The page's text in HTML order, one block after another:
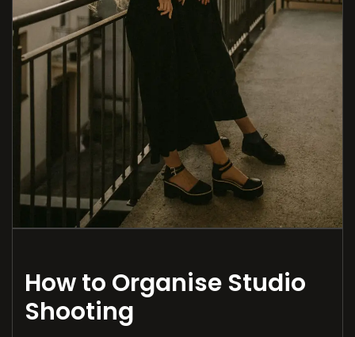
How to Organise Studio
Shooting